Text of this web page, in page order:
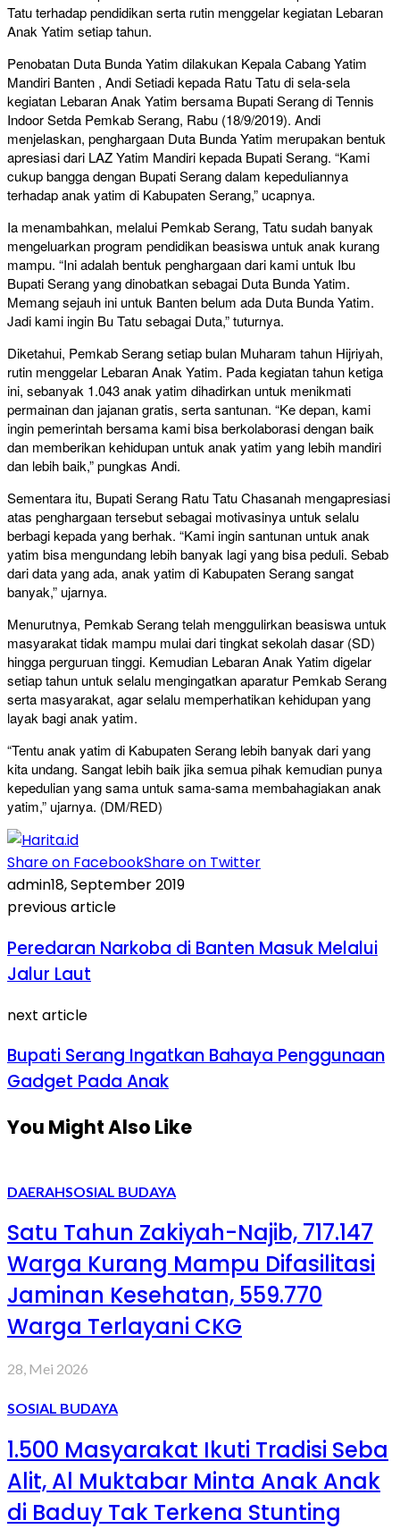
Tatu terhadap pendidikan serta rutin menggelar kegiatan Lebaran
Anak Yatim setiap tahun.
Penobatan Duta Bunda Yatim dilakukan Kepala Cabang Yatim
Mandiri Banten , Andi Setiadi kepada Ratu Tatu di sela-sela
kegiatan Lebaran Anak Yatim bersama Bupati Serang di Tennis
Indoor Setda Pemkab Serang, Rabu (18/9/2019). Andi
menjelaskan, penghargaan Duta Bunda Yatim merupakan bentuk
apresiasi dari LAZ Yatim Mandiri kepada Bupati Serang. “Kami
cukup bangga dengan Bupati Serang dalam kepeduliannya
terhadap anak yatim di Kabupaten Serang,” ucapnya.
Ia menambahkan, melalui Pemkab Serang, Tatu sudah banyak
mengeluarkan program pendidikan beasiswa untuk anak kurang
mampu. “Ini adalah bentuk penghargaan dari kami untuk Ibu
Bupati Serang yang dinobatkan sebagai Duta Bunda Yatim.
Memang sejauh ini untuk Banten belum ada Duta Bunda Yatim.
Jadi kami ingin Bu Tatu sebagai Duta,” tuturnya.
Diketahui, Pemkab Serang setiap bulan Muharam tahun Hijriyah,
rutin menggelar Lebaran Anak Yatim. Pada kegiatan tahun ketiga
ini, sebanyak 1.043 anak yatim dihadirkan untuk menikmati
permainan dan jajanan gratis, serta santunan. “Ke depan, kami
ingin pemerintah bersama kami bisa berkolaborasi dengan baik
dan memberikan kehidupan untuk anak yatim yang lebih mandiri
dan lebih baik,” pungkas Andi.
Sementara itu, Bupati Serang Ratu Tatu Chasanah mengapresiasi
atas penghargaan tersebut sebagai motivasinya untuk selalu
berbagi kepada yang berhak. “Kami ingin santunan untuk anak
yatim bisa mengundang lebih banyak lagi yang bisa peduli. Sebab
dari data yang ada, anak yatim di Kabupaten Serang sangat
banyak,” ujarnya.
Menurutnya, Pemkab Serang telah menggulirkan beasiswa untuk
masyarakat tidak mampu mulai dari tingkat sekolah dasar (SD)
hingga perguruan tinggi. Kemudian Lebaran Anak Yatim digelar
setiap tahun untuk selalu mengingatkan aparatur Pemkab Serang
serta masyarakat, agar selalu memperhatikan kehidupan yang
layak bagi anak yatim.
“Tentu anak yatim di Kabupaten Serang lebih banyak dari yang
kita undang. Sangat lebih baik jika semua pihak kemudian punya
kepedulian yang sama untuk sama-sama membahagiakan anak
yatim,” ujarnya. (DM/RED)
Share on FacebookShare on Twitter
admin18, September 2019
previous article
Peredaran Narkoba di Banten Masuk Melalui
Jalur Laut
next article
Bupati Serang Ingatkan Bahaya Penggunaan
Gadget Pada Anak
You Might Also Like
DAERAHSOSIAL BUDAYA
Satu Tahun Zakiyah-Najib, 717.147
Warga Kurang Mampu Difasilitasi
Jaminan Kesehatan, 559.770
Warga Terlayani CKG
28, Mei 2026
SOSIAL BUDAYA
1.500 Masyarakat Ikuti Tradisi Seba
Alit, Al Muktabar Minta Anak Anak
di Baduy Tak Terkena Stunting